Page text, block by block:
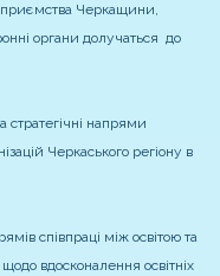
Черкащини,
органи долучаться до
напрями
Черкаського регіону в
співпраці між освітою та
вдосконалення освітніх